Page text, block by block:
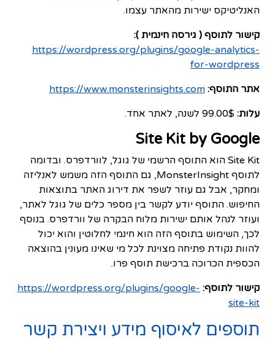
האנליטיקס ישירות מהאתר עצמו.
קישור לתוסף ( גירסה חינמית ):
https://wordpress.org/plugins/google-analytics-
for-wordpress
אתר התוסף: https://www.monsterinsights.com
עלות:
Site Kit by Google
Site Kit הוא התוסף הרשמי של גוגל, לוורדפרס. ובדומה
לתוסף MonsterInsight, גם התוסף הזה משמש לאנליזה
ומחקר, אבל גם עוזר לשפר את דירוג האתר בתוצאות
החיפוש. התוסף יודע לקשר בין מספר כלים של גוגל לאתר,
ועוזר לנהל אותם ישירות מלוח הבקרה של וורדפרס. בנוסף
לכך, השימוש בתוסף הזה הוא חינמי לחלוטין והוא יכול
להוות נקודת פתיחה מצוינת לכל מי שאינו מעונין בהוצאה
הכספית הכרוכה ברכישת תוסף פרו.
קישור לתוסף: https://wordpress.org/plugins/google-
site-kit
תוספים לאיסוף מידע ויצירת קשר